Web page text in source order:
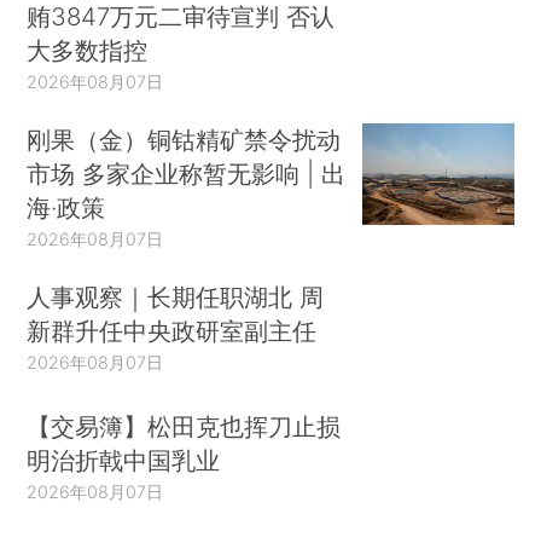
贿3847万元二审待宣判 否认
大多数指控
2026年08月07日
刚果（金）铜钴精矿禁令扰动
市场 多家企业称暂无影响 | 出
海·政策
2026年08月07日
人事观察｜长期任职湖北 周
新群升任中央政研室副主任
2026年08月07日
【交易簿】松田克也挥刀止损
明治折戟中国乳业
2026年08月07日